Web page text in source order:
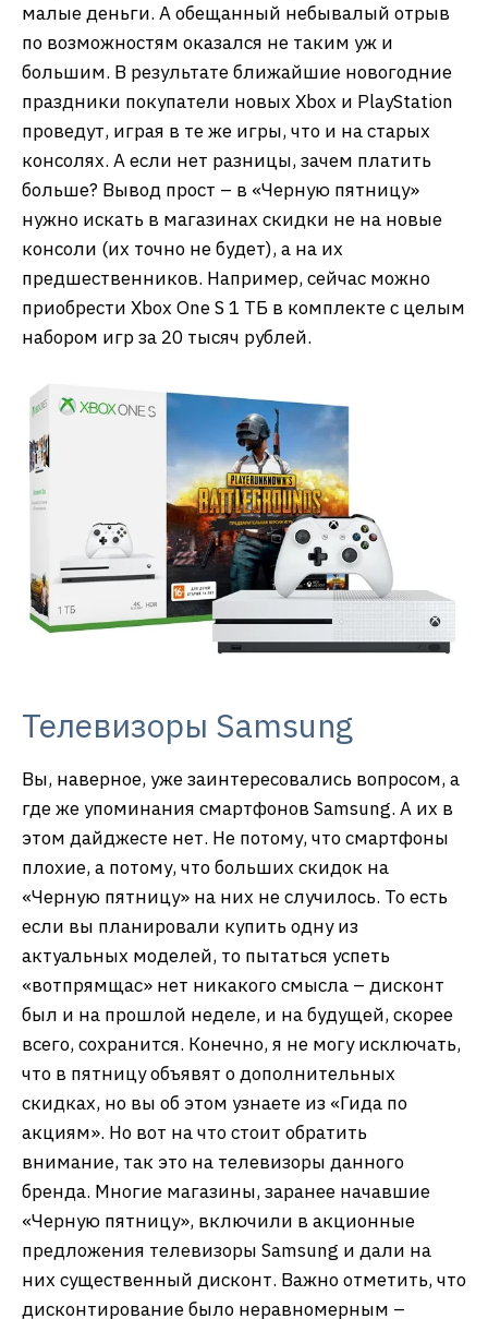
малые деньги. А обещанный небывалый отрыв
по возможностям оказался не таким уж и
большим. В результате ближайшие новогодние
праздники покупатели новых Xbox и PlayStation
проведут, играя в те же игры, что и на старых
консолях. А если нет разницы, зачем платить
больше? Вывод прост – в «Черную пятницу»
нужно искать в магазинах скидки не на новые
консоли (их точно не будет), а на их
предшественников. Например, сейчас можно
приобрести Xbox One S 1 ТБ в комплекте с целым
набором игр за 20 тысяч рублей.
Телевизоры Samsung
Вы, наверное, уже заинтересовались вопросом, а
где же упоминания смартфонов Samsung. А их в
этом дайджесте нет. Не потому, что смартфоны
плохие, а потому, что больших скидок на
«Черную пятницу» на них не случилось. То есть
если вы планировали купить одну из
актуальных моделей, то пытаться успеть
«вотпрямщас» нет никакого смысла – дисконт
был и на прошлой неделе, и на будущей, скорее
всего, сохранится. Конечно, я не могу исключать,
что в пятницу объявят о дополнительных
скидках, но вы об этом узнаете из «Гида по
акциям». Но вот на что стоит обратить
внимание, так это на телевизоры данного
бренда. Многие магазины, заранее начавшие
«Черную пятницу», включили в акционные
предложения телевизоры Samsung и дали на
них существенный дисконт. Важно отметить, что
дисконтирование было неравномерным –